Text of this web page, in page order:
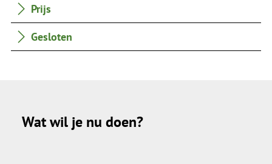
Prijs
Gesloten
Wat wil je nu doen?